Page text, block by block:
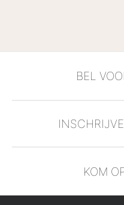
BEL
KOM